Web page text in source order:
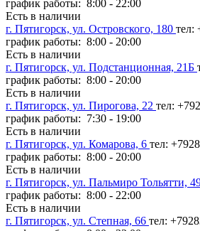
график работы: 8:00 - 22:00
Есть в наличии
г. Пятигорск, ул. Островского, 180 тел:
график работы: 8:00 - 20:00
Есть в наличии
г. Пятигорск, ул. Подстанционная, 21Б
график работы: 8:00 - 20:00
Есть в наличии
г. Пятигорск, ул. Пирогова, 22 тел:
график работы: 7:30 - 19:00
Есть в наличии
г. Пятигорск, ул. Комарова, 6 тел:
график работы: 8:00 - 20:00
Есть в наличии
г. Пятигорск, ул. Пальмиро Тольятти,
график работы: 8:00 - 22:00
Есть в наличии
г. Пятигорск, ул. Степная, 66 тел: